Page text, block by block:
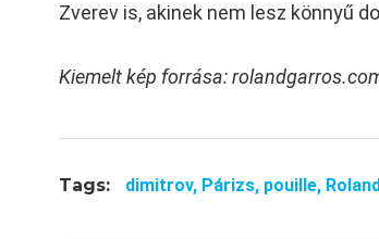
Zverev is, akinek nem lesz könnyű
Kiemelt kép forrása:
Tags: dimitrov, Párizs, pouille,